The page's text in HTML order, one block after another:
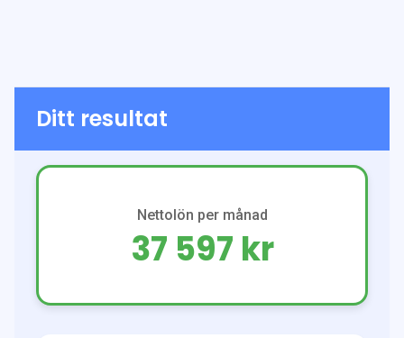
Ditt resultat
Nettolön per månad
37 597 kr